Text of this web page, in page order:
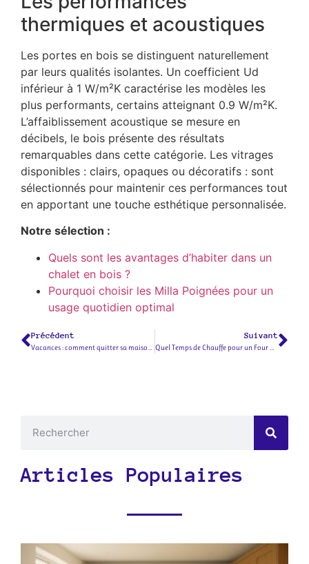
thermiques et acoustiques
Les portes en bois se distinguent naturellement
par leurs qualités isolantes. Un coefficient Ud
inférieur à 1 W/m²K caractérise les modèles les
plus performants, certains atteignant 0.9 W/m²K.
L’affaiblissement acoustique se mesure en
décibels, le bois présente des résultats
remarquables dans cette catégorie. Les vitrages
disponibles : clairs, opaques ou décoratifs : sont
sélectionnés pour maintenir ces performances tout
en apportant une touche esthétique personnalisée.
Notre sélection :
Quels sont les avantages d’habiter dans un
chalet en bois ?
Pourquoi choisir les Milla Poignées pour un
usage quotidien optimal
Précédent Suivant
Articles Populaires